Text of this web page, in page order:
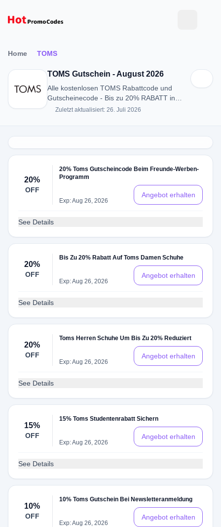
Home TOMS
TOMS Gutschein - August 2026
Alle kostenlosen TOMS Rabattcode und
Gutscheinecode - Bis zu 20% RABATT in
August 2026
Zuletzt aktualisiert: 26. Juli 2026
20%
OFF
20% Toms Gutscheincode Beim Freunde-Werben-
Programm
Exp: Aug 26, 2026
Angebot erhalten
See Details
20%
OFF
Bis Zu 20% Rabatt Auf Toms Damen Schuhe
Exp: Aug 26, 2026
Angebot erhalten
See Details
20%
OFF
Toms Herren Schuhe Um Bis Zu 20% Reduziert
Exp: Aug 26, 2026
Angebot erhalten
See Details
15%
OFF
15% Toms Studentenrabatt Sichern
Exp: Aug 26, 2026
Angebot erhalten
See Details
10%
OFF
10% Toms Gutschein Bei Newsletteranmeldung
Exp: Aug 26, 2026
Angebot erhalten